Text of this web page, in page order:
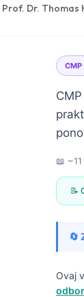
Prof. Dr. Thomas
📖
📝
🔄
Ovaj